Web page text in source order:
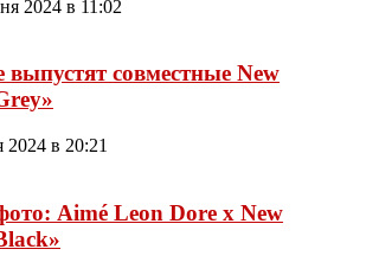
2024 в 11:02
совместные New
2024 в 20:21
Aimé Leon Dore x New